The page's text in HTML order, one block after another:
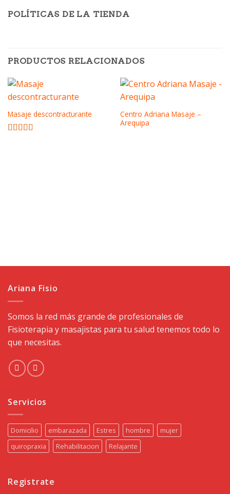
POLÍTICAS DE LA TIENDA
PRODUCTOS RELACIONADOS
Masaje descontracturante
Centro Adriana Masaje –
Arequipa
Ariana Fisio
Somos la red más grande de profesionales de
Fisioterapia y masajistas para tu salud tenemos todo lo
que necesitas.
Servicios
Domicilio embarazada Estres hombre
mujer
quiropraxia
Rehabilitacion Relajante
Registrate